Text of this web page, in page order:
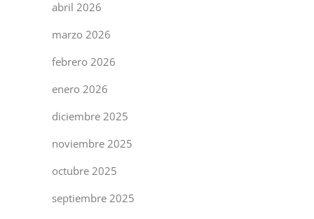
abril 2026
marzo 2026
febrero 2026
enero 2026
diciembre 2025
noviembre 2025
octubre 2025
septiembre 2025